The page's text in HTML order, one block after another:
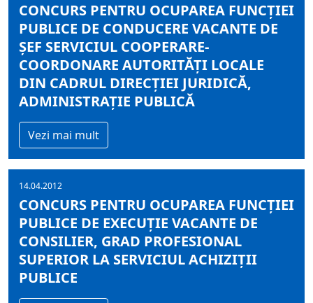
CONCURS PENTRU OCUPAREA FUNCŢIEI
PUBLICE DE CONDUCERE VACANTE DE
ŞEF SERVICIUL COOPERARE-
COORDONARE AUTORITĂŢI LOCALE
DIN CADRUL DIRECŢIEI JURIDICĂ,
ADMINISTRAŢIE PUBLICĂ
Vezi mai mult
14.04.2012
CONCURS PENTRU OCUPAREA FUNCŢIEI
PUBLICE DE EXECUŢIE VACANTE DE
CONSILIER, GRAD PROFESIONAL
SUPERIOR LA SERVICIUL ACHIZIŢII
PUBLICE